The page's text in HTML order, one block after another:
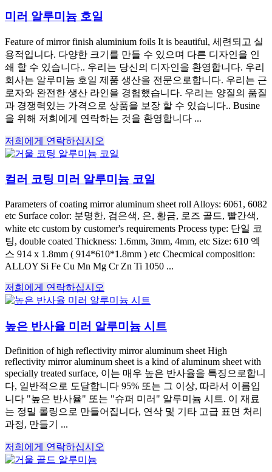
미러 알루미늄 호일
Feature of mirror finish aluminium foils It is beautiful, 세련되고 실
용적입니다. 다양한 크기를 만들 수 있으며 다른 디자인을 인
쇄 할 수 있습니다.. 우리는 당신의 디자인을 환영합니다. 우리
회사는 알루미늄 호일 제품 생산을 전문으로합니다. 우리는 근
로자와 완전한 생산 라인을 경험했습니다. 우리는 양질의 품질
과 경쟁력있는 가격으로 상품을 보장 할 수 있습니다.. Busine
을 위해 저희에게 연락하는 것을 환영합니다 ...
저희에게 연락하십시오
컬러 코팅 미러 알루미늄 코일
Parameters of coating mirror aluminum sheet roll Alloys: 6061, 6082
etc Surface color: 분명한, 검은색, 은, 황금, 로즈 골드, 빨간색,
white etc custom by customer's requirements Process type: 단일 코
팅, double coated Thickness: 1.6mm, 3mm, 4mm, etc Size: 610 엑
스 914 x 1.8mm ( 914*610*1.8mm ) etc Checmical composition:
ALLOY Si Fe Cu Mn Mg Cr Zn Ti 1050 ...
저희에게 연락하십시오
높은 반사율 미러 알루미늄 시트
Definition of high reflectivity mirror aluminum sheet High
reflectivity mirror aluminum sheet is a kind of aluminum sheet with
specially treated surface, 이는 매우 높은 반사율을 특징으로합니
다, 일반적으로 도달합니다 95% 또는 그 이상, 따라서 이름입
니다 "높은 반사율" 또는 "슈퍼 미러" 알루미늄 시트. 이 재료
는 정밀 롤링으로 만들어집니다, 연삭 및 기타 고급 표면 처리
과정, 만들기 ...
저희에게 연락하십시오